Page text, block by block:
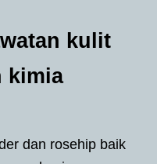
kulit
kimia
dan rosehip baik